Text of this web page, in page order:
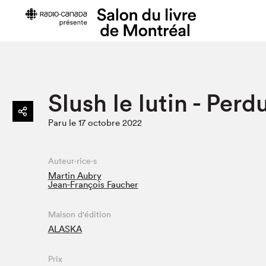
Horaires et tarifs
Plan du Salon
Accessibilité
Restauration
Code de conduite
Liste des
Liste des
Slush le lutin -
Paru le 17 octobre 2022
Auteur·rice·s
Martin Aubry
Jean-François Faucher
Maison d'édition
ALASKA
Prix